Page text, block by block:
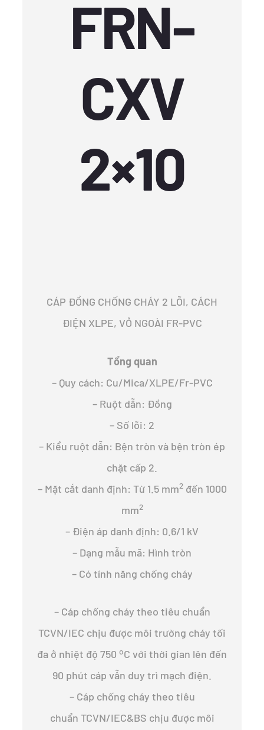
FRN-
CXV
2×10
CÁP ĐỒNG CHỐNG CHÁY 2 LÕI, CÁCH
ĐIỆN XLPE, VỎ NGOÀI FR-PVC
Tổng quan
– Quy cách: Cu/Mica/XLPE/Fr-PVC
– Ruột dẫn: Đồng
– Số lõi: 2
– Kiểu ruột dẫn: Bện tròn và bện tròn ép
chặt cấp 2.
– Mặt cắt danh định: Từ 1.5 mm2đến 1000
mm2
– Điện áp danh định: 0.6/1 kV
– Dạng mẫu mã: Hình tròn
– Có tính năng chống cháy
– Cáp chống cháy theo tiêu chuẩn
TCVN/IEC chịu được môi trường cháy tối
đa ở nhiệt độ 750 oC với thời gian lên đến
90 phút cáp vẫn duy trì mạch điện.
– Cáp chống cháy theo tiêu
chuẩn TCVN/IEC&BS chịu được môi